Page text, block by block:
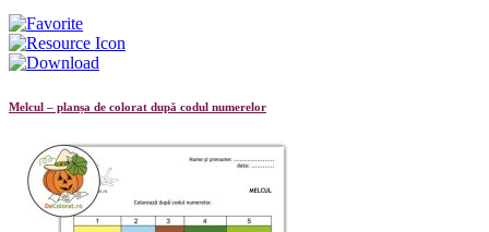
Melcul – planșa de colorat după codul numerelor